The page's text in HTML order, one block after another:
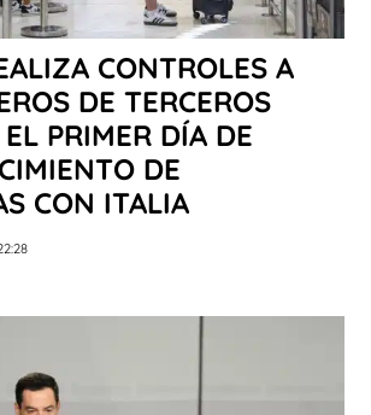
CONTROLES A
DE TERCEROS
PRIMER DÍA DE
DE
CON ITALIA